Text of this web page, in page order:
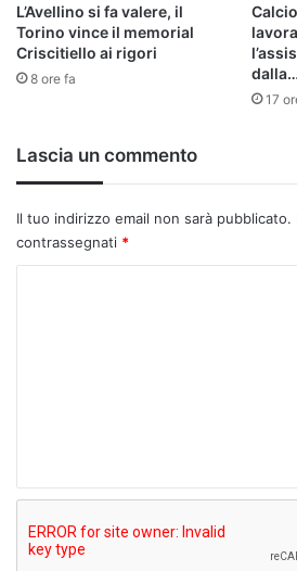
L’Avellino si fa valere, il
Torino vince il memorial
Criscitiello ai rigori
8 ore fa
17
Lascia un commento
Il tuo indirizzo email non sarà pubblicato.
contrassegnati *